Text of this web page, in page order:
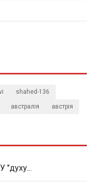
shahed-136
австралія австрія
"духу...